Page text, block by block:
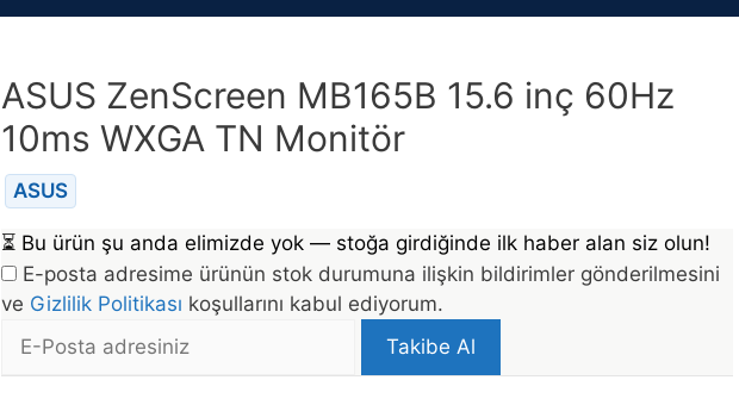
ASUS ZenScreen MB165B 15.6 inç 60Hz
10ms WXGA TN Monitör
ASUS
⏳ Bu ürün şu anda elimizde yok — stoğa girdiğinde ilk haber alan siz olun!
E-posta adresime ürünün stok durumuna ilişkin bildirimler gönderilmesini
ve Gizlilik Politikası koşullarını kabul ediyorum.
E-
Takibe Al